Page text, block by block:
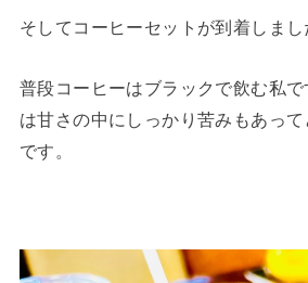
そしてコーヒーセットが到着しまし
普段コーヒーはブラックで飲む私
は甘さの中にしっかり苦みもあっ
です。